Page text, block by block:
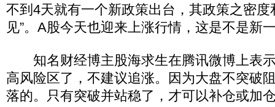
不到4天就有一个新政策出台，其政策之密度
见”。A股今天也迎来上涨行情，这是不是新
知名财经博主股海求生在腾讯微博上表
高风险区了，不建议追涨。因为大盘不突破
落的。只有突破并站稳了，才可以补仓或加